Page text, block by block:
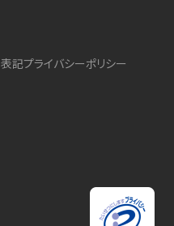
記プライバシーポリシー